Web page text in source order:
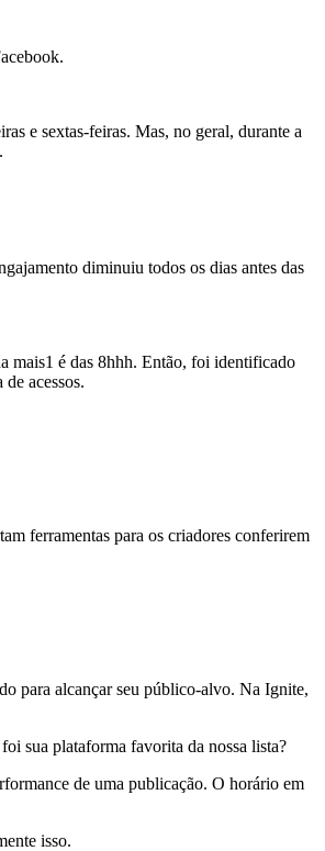
e sextas-feiras. Mas, no geral, durante a
diminuiu todos os dias antes das
mais1 é das 8hhh. Então, foi identificado
acessos.
ferramentas para os criadores conferirem
para alcançar seu público-alvo. Na Ignite,
sua plataforma favorita da nossa lista?
de uma publicação. O horário em
isso.